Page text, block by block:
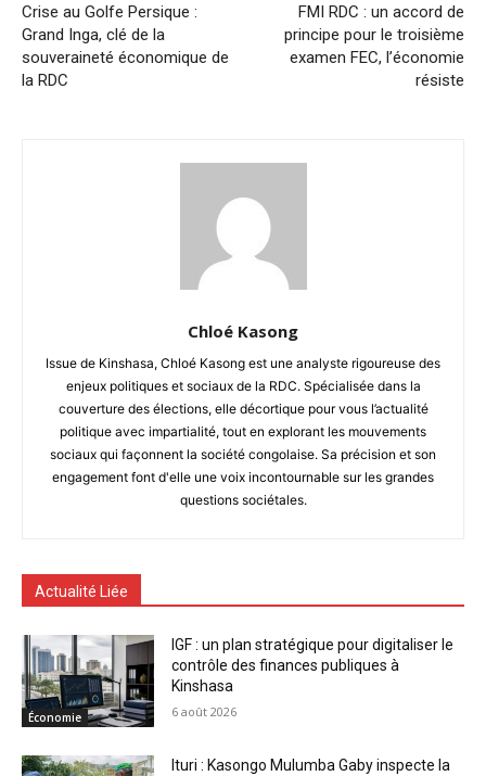
Crise au Golfe Persique :
Grand Inga, clé de la
souveraineté économique de
la RDC
FMI RDC : un accord de
principe pour le troisième
examen FEC, l’économie
résiste
Chloé Kasong
Issue de Kinshasa, Chloé Kasong est une analyste rigoureuse des
enjeux politiques et sociaux de la RDC. Spécialisée dans la
couverture des élections, elle décortique pour vous l’actualité
politique avec impartialité, tout en explorant les mouvements
sociaux qui façonnent la société congolaise. Sa précision et son
engagement font d'elle une voix incontournable sur les grandes
questions sociétales.
Actualité Liée
Économie
IGF : un plan stratégique pour digitaliser le
contrôle des finances publiques à
Kinshasa
6 août 2026
Ituri : Kasongo Mulumba Gaby inspecte la